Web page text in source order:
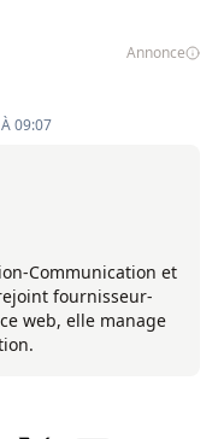
Annonce
À 09:07
Communication et
fournisseur-
web, elle manage